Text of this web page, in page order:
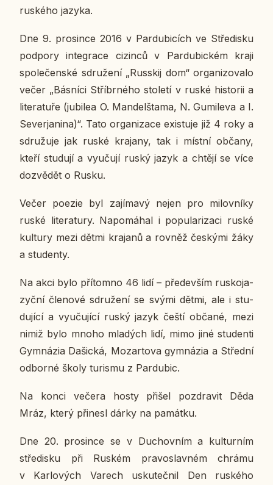
rus­ké­ho jazyka.
Dne 9. pro­sin­ce 2016 v Par­du­bi­cích ve Stře­dis­ku
pod­po­ry in­te­gra­ce ci­zin­ců v Par­du­bic­kém kraji
spo­le­čen­ské sdru­že­ní „Russkij dom“ or­ga­ni­zo­va­lo
večer „Bás­ní­ci Stří­br­né­ho sto­le­tí v ruské his­to­rii a
li­te­ra­tu­ře (ju­bi­lea O. Man­del­šta­ma, N. Gu­mi­le­va a I.
Se­verja­ni­na)“. Tato or­ga­ni­za­ce exis­tu­je již 4 roky a
sdru­žu­je jak ruské kra­ja­ny, tak i místní občany,
kteří stu­du­jí a vy­u­ču­jí ruský jazyk a chtějí se více
do­zvě­dět o Rusku.
Večer poezie byl za­jí­ma­vý nejen pro mi­lov­ní­ky
ruské li­te­ra­tu­ry. Na­po­má­hal i po­pu­la­ri­za­ci ruské
kul­tu­ry mezi dětmi kra­ja­nů a rovněž čes­ký­mi žáky
a stu­den­ty.
Na akci bylo pří­tomno 46 lidí – pře­de­vším rus­ko­ja­
zyč­ní čle­no­vé sdru­že­ní se svými dětmi, ale i stu­
du­jí­cí a vy­u­ču­jí­cí ruský jazyk čeští občané, mezi
nimiž bylo mnoho mla­dých lidí, mimo jiné stu­den­ti
Gym­ná­zia Da­šic­ká, Mo­zar­to­va gym­ná­zia a Střed­ní
od­bor­né školy tu­ris­mu z Par­du­bic.
Na konci večera hosty přišel pozdra­vit Děda
Mráz, který při­ne­sl dárky na pa­mát­ku.
Dne 20. pro­sin­ce se v Du­chov­ním a kul­tur­ním
stře­dis­ku při Ruském pra­voslav­ném chrámu
v Kar­lo­vých Varech usku­teč­nil Den rus­ké­ho